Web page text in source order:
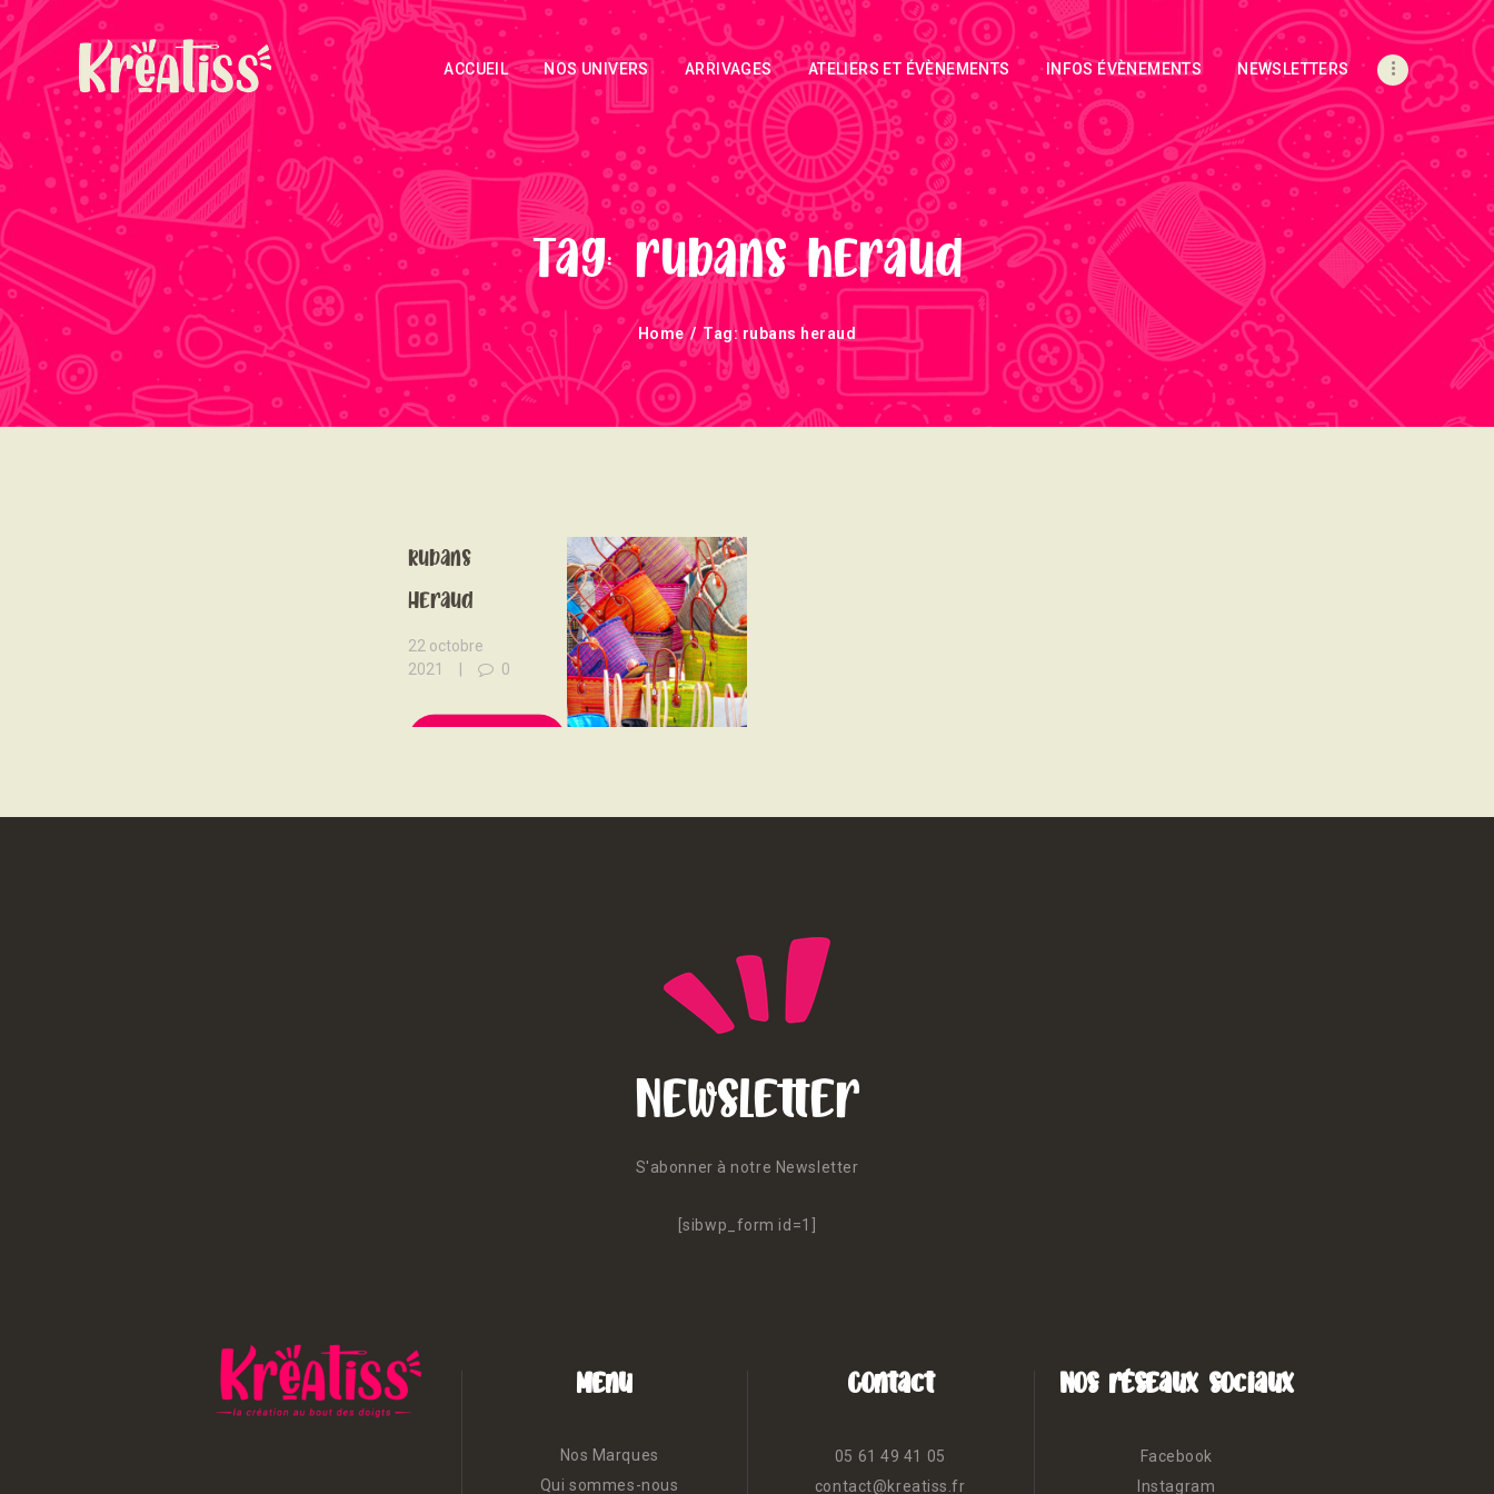
ACCUEIL NOS UNIVERS ARRIVAGES ATELIERS ET ÉVÈNEMENTS INFOS ÉVÈNEMENTS NEWSLETTERS
Tag: rubans heraud
Home Tag: rubans heraud
ACCUEIL
NOS UNIVERS
ARRIVAGES
ATELIERS ET
ÉVÈNEMENTS
INFOS
ÉVÈNEMENTS
NEWSLETTERS
CONTACT
Rubans
Heraud
22 octobre
2021
0
Newsletter
S'abonner à notre Newsletter
[sibwp_form id=1]
Menu
Nos Marques
Qui sommes-nous
Contact
05 61 49 41 05
contact@kreatiss.fr
Nos réseaux sociaux
Facebook
Instagram